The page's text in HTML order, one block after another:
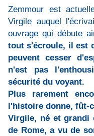
Zemmour est
Virgile auquel
ouvrage qui débute
tout s'écroule, il est
peuvent cesser
n'est pas
sécurité du voyant.
Plus rarement
l'histoire donne, fût-
Virgile, né et grandi
de Rome, a vu de